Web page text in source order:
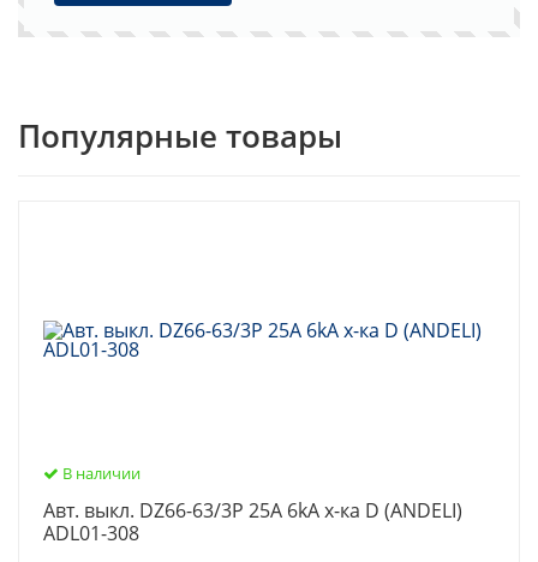
Популярные товары
В наличии
Авт. выкл. DZ66-63/3P 25A 6kA х-ка D (ANDELI)
ADL01-308